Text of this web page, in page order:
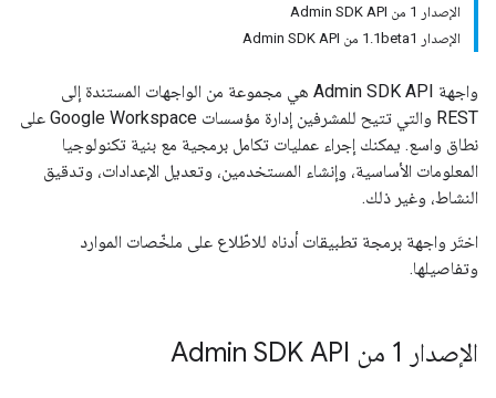
الإصدار 1 من Admin SDK API
الإصدار 1.1beta1 من Admin SDK API
واجهة Admin SDK API هي مجموعة من الواجهات المستندة إلى
REST والتي تتيح للمشرفين إدارة مؤسسات Google Workspace على
نطاق واسع. يمكنك إجراء عمليات تكامل برمجية مع بنية تكنولوجيا
المعلومات الأساسية، وإنشاء المستخدمين، وتعديل الإعدادات، وتدقيق
النشاط، وغير ذلك.
اختَر واجهة برمجة تطبيقات أدناه للاطّلاع على ملخّصات الموارد
وتفاصيلها.
الإصدار 1 من Admin SDK API